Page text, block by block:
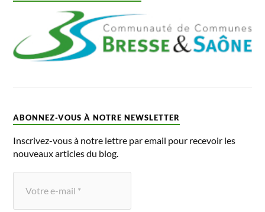
ABONNEZ-VOUS À NOTRE NEWSLETTER
Inscrivez-vous à notre lettre par email pour recevoir les
nouveaux articles du blog.